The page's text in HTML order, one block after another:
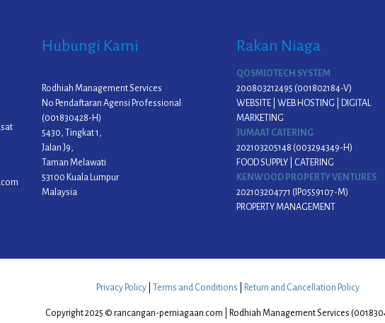
Hubungi Kami
Rodhiah Management Services
No Pendaftaran Agensi Professional:
(001830428-H)
5430, Tingkat 1,
Jalan J9,
Taman Melawati
53100 Kuala Lumpur
Malaysia
Rakan Niaga
QOSMIOTECH SYSTEM
200803212495 (001802184-V)
WEBSITE | WEB HOSTING | DIGITAL
MARKETING
JUMAAT CATERING
202103205148 (003294349-H)
FOOD SUPPLY | CATERING
KENWOOD PROPERTY VENTURES
202103204771 (IP0559107-M)
PROPERTY MANAGEMENT
Privacy Policy Terms and Conditions Return and Cancellation Policy
Copyright 2025 © rancangan-perniagaan.com | Rodhiah Management Services